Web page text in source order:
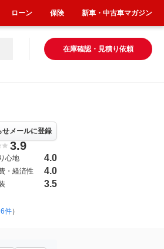
在庫確認・見積り依頼
せメールに登録
3.9
心地 4.0
・経済性 4.0
3.5
6件）
ローン 保険 新車・中古車マガジン